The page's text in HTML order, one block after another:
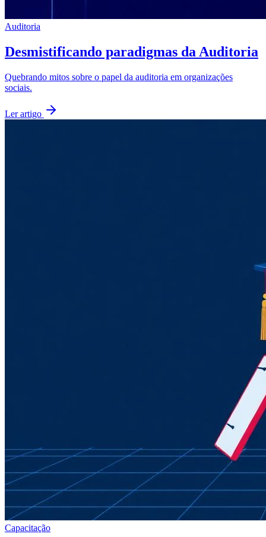
Auditoria
Desmistificando paradigmas da Auditoria
Quebrando mitos sobre o papel da auditoria em organizações
sociais.
Ler artigo
Capacitação